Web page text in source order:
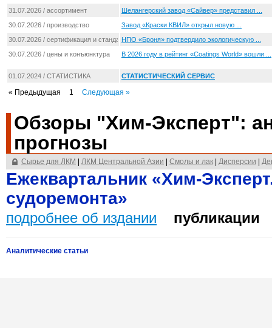
31.07.2026 / ассортимент
Шелангерский завод «Сайвер» представил ...
30.07.2026 / производство
Завод «Краски КВИЛ» открыл новую ...
30.07.2026 / сертификация и стандартизацияНПО «Броня» подтвердило экологическую ...
30.07.2026 / цены и конъюнктура
В 2026 году в рейтинг «Coatings World» вошли ...
01.07.2024 / СТАТИСТИКА СТАТИСТИЧЕСКИЙ СЕРВИС
« Предыдущая 1 Следующая »
Обзоры "Хим-Эксперт":
прогнозы
Cырье для ЛКМ ЛКМ Центральной Азии Смолы и лак Дисперсии
Ежеквартальник «Хим-
судоремонта»
подробнее об издании публикации
Аналитические статьи